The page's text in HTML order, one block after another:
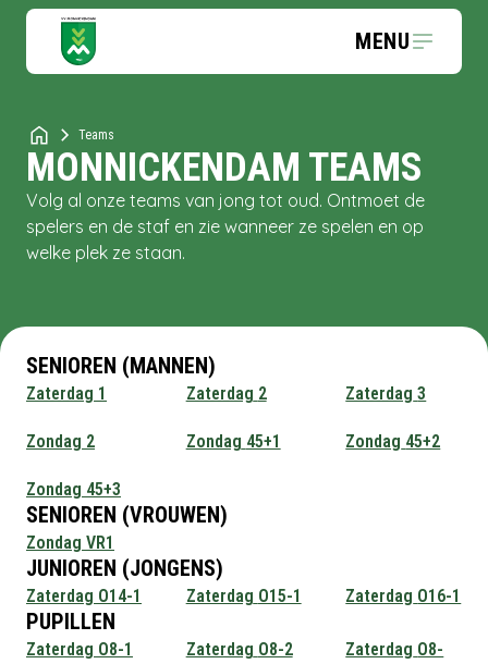
MENU
Teams
MONNICKENDAM TEAMS
Volg al onze teams van jong tot oud. Ontmoet de
spelers en de staf en zie wanneer ze spelen en op
welke plek ze staan.
SENIOREN (MANNEN)
Zaterdag 1 Zaterdag 2 Zaterdag 3
Zondag 2 Zondag 45+1 Zondag 45+2
Zondag 45+3
SENIOREN (VROUWEN)
Zondag VR1
JUNIOREN (JONGENS)
Zaterdag O14-1 Zaterdag O15-1 Zaterdag O16-1
PUPILLEN
Zaterdag O8-1 Zaterdag O8-2 Zaterdag O8-